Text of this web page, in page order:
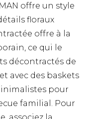
offre un style
floraux
offre à la
ce qui le
décontractés de
avec des baskets
pour
familial. Pour